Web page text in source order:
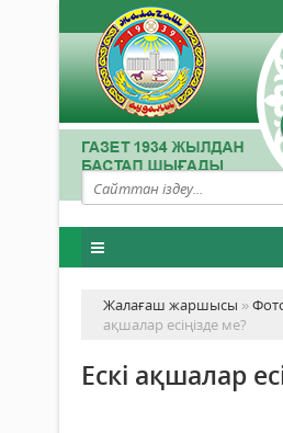
Жалағаш жаршысы »
ақшалар есіңізде ме?
Ескі ақшалар